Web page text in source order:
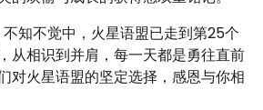
知不觉中，火星语盟已走到第25个
从相识到并肩，每一天都是勇往直前
对火星语盟的坚定选择，感恩与你相